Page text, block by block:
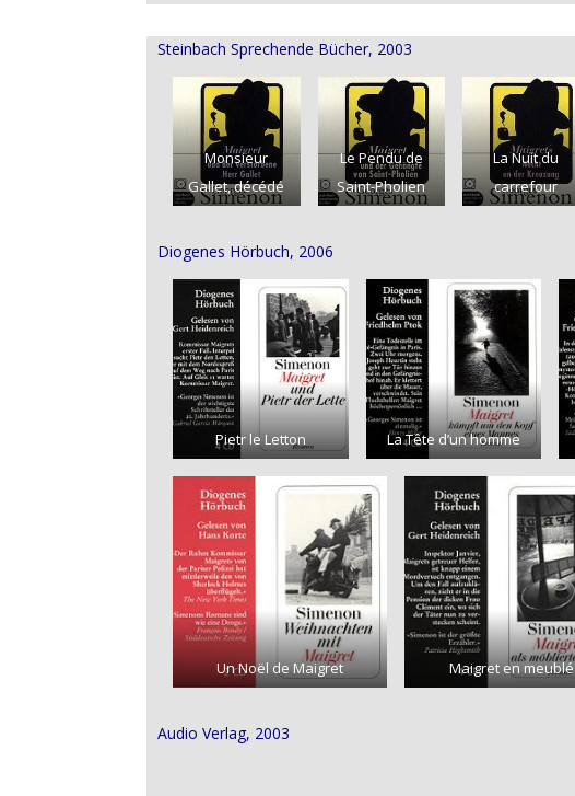
Steinbach Sprechende Bücher, 2003
Monsieur
Gallet, décédé
Le Pendu de
Saint-Pholien
La Nuit du
carrefour
Diogenes Hörbuch, 2006
Pietr le Letton La Tête d’un homme
Un Noël de Maigret Maigret en meublé
Audio Verlag, 2003